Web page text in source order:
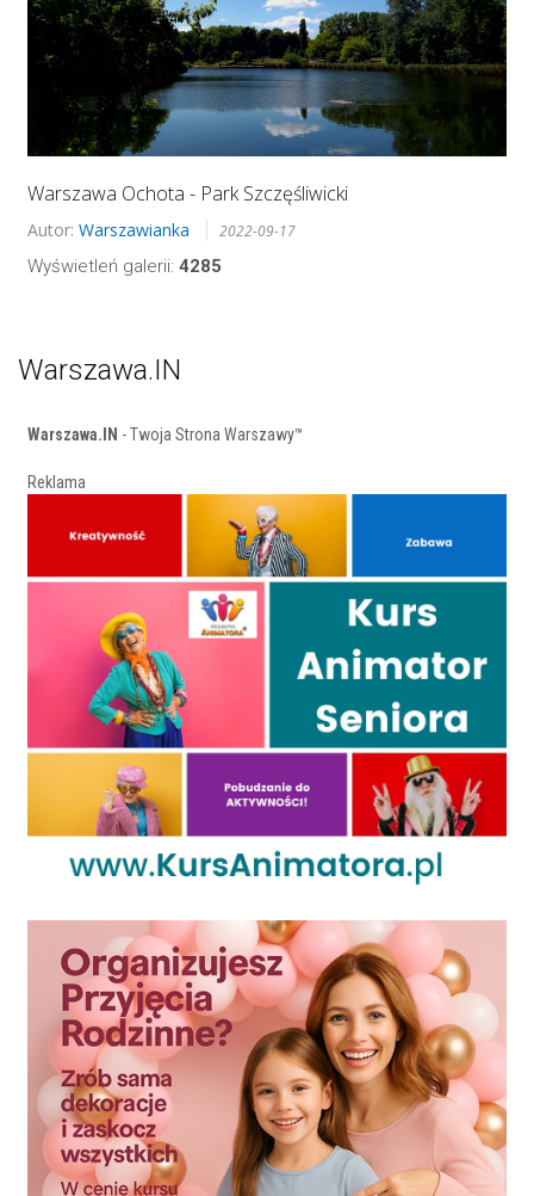
Warszawa Ochota - Park Szczęśliwicki
Autor: Warszawianka 2022-09-17
Wyświetleń galerii: 4285
Warszawa.IN
Warszawa.IN - Twoja Strona Warszawy™
Reklama